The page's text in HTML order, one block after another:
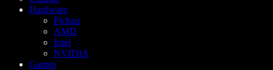
Hardware
Pichau
AMD
Intel
NVIDIA
Games